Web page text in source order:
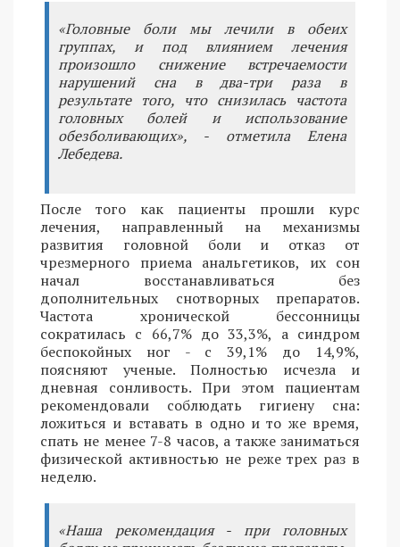
«Головные боли мы лечили в обеих
группах, и под влиянием лечения
произошло снижение встречаемости
нарушений сна в два-три раза в
результате того, что снизилась частота
головных болей и использование
обезболивающих», - отметила Елена
Лебедева.
После того как пациенты прошли курс
лечения, направленный на механизмы
развития головной боли и отказ от
чрезмерного приема анальгетиков, их сон
начал восстанавливаться без
дополнительных снотворных препаратов.
Частота хронической бессонницы
сократилась с 66,7% до 33,3%, а синдром
беспокойных ног - с 39,1% до 14,9%,
поясняют ученые. Полностью исчезла и
дневная сонливость. При этом пациентам
рекомендовали соблюдать гигиену сна:
ложиться и вставать в одно и то же время,
спать не менее 7-8 часов, а также заниматься
физической активностью не реже трех раз в
неделю.
«Наша рекомендация - при головных